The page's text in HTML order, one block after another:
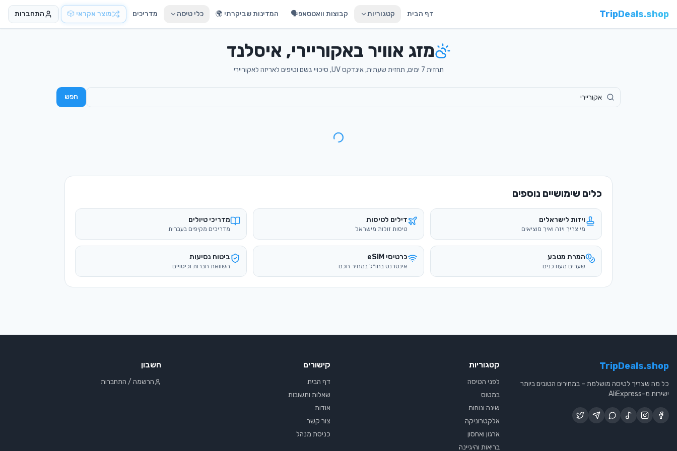
TripDeals.shop דף הבית קטגוריות קבוצות וואטסאפ🗣️ המדינות שביקרתי 🌍 כלי טיסה מדריכים מוצר אקראי 🎲 התחברות
מזג אוויר באקוריירי, איסלנד
תחזית 7 ימים, תחזית שעתית, אינדקס UV, סיכויי גשם וטיפים לאריזה לאקוריירי
חפש
כלים שימושיים נוספים
ויזות לישראלים
מי צריך ויזה ואיך מוציאים
דילים לטיסות
טיסות זולות מישראל
מדריכי טיולים
מדריכים מקיפים בעברית
המרת מטבע
שערים מעודכנים
כרטיסי eSIM
אינטרנט בחו״ל במחיר חכם
ביטוח נסיעות
השוואת חברות וכיסויים
TripDeals.shop
כל מה שצריך לטיסה מושלמת – במחירים הטובים ביותר
ישירות מ-AliExpress
קטגוריות
לפני הטיסה
במטוס
שינה ונוחות
אלקטרוניקה
ארגון ואחסון
בריאות והיגיינה
קישורים
דף הבית
שאלות ותשובות
אודות
צור קשר
כניסת מנהל
חשבון
הרשמה / התחברות